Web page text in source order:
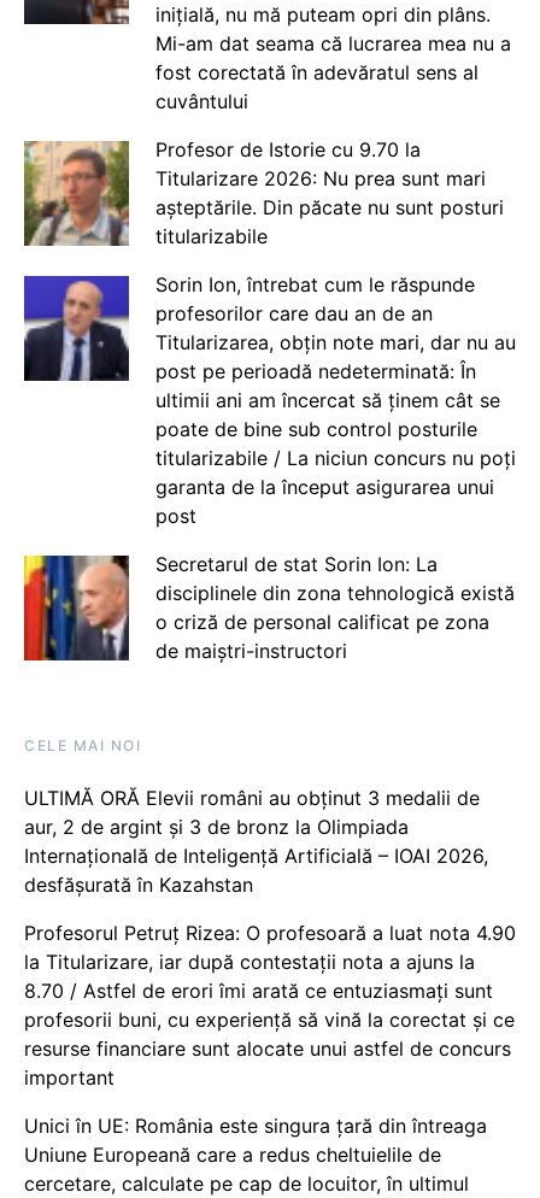
inițială, nu mă puteam opri din plâns.
Mi-am dat seama că lucrarea mea nu a
fost corectată în adevăratul sens al
cuvântului
Profesor de Istorie cu 9.70 la
Titularizare 2026: Nu prea sunt mari
așteptările. Din păcate nu sunt posturi
titularizabile
Sorin Ion, întrebat cum le răspunde
profesorilor care dau an de an
Titularizarea, obțin note mari, dar nu au
post pe perioadă nedeterminată: În
ultimii ani am încercat să ținem cât se
poate de bine sub control posturile
titularizabile / La niciun concurs nu poți
garanta de la început asigurarea unui
post
Secretarul de stat Sorin Ion: La
disciplinele din zona tehnologică există
o criză de personal calificat pe zona
de maiștri-instructori
CELE MAI NOI
ULTIMĂ ORĂ Elevii români au obținut 3 medalii de
aur, 2 de argint și 3 de bronz la Olimpiada
Internațională de Inteligență Artificială – IOAI 2026,
desfășurată în Kazahstan
Profesorul Petruț Rizea: O profesoară a luat nota 4.90
la Titularizare, iar după contestații nota a ajuns la
8.70 / Astfel de erori îmi arată ce entuziasmați sunt
profesorii buni, cu experiență să vină la corectat și ce
resurse financiare sunt alocate unui astfel de concurs
important
Unici în UE: România este singura țară din întreaga
Uniune Europeană care a redus cheltuielile de
cercetare, calculate pe cap de locuitor, în ultimul